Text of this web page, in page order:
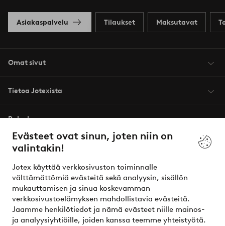
Evästeet ovat sinun, joten niin on
valintakin!
Jotex käyttää verkkosivuston toiminnalle
välttämättömiä evästeitä sekä analyysin, sisällön
mukauttamisen ja sinua koskevamman
verkkosivustoelämyksen mahdollistavia evästeitä.
Jaamme henkilötiedot ja nämä evästeet niille mainos-
ja analyysiyhtiöille, joiden kanssa teemme yhteistyötä.
Asiakaspalvelu Tilaukset Maksutavat
Omat sivut
Tietoa Jotexista
Palvelumme
Ehdot
Ystävät
Turvalliset maksut – maksa nyt tai erissä